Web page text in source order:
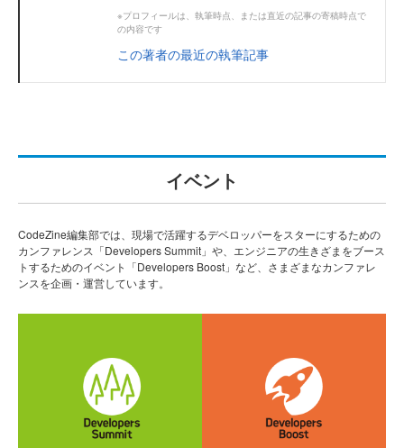
※プロフィールは、執筆時点、または直近の記事の寄稿時点で
の内容です
この著者の最近の執筆記事
イベント
CodeZine編集部では、現場で活躍するデベロッパーをスターにするための
カンファレンス「Developers Summit」や、エンジニアの生きざまをブース
トするためのイベント「Developers Boost」など、さまざまなカンファレ
ンスを企画・運営しています。